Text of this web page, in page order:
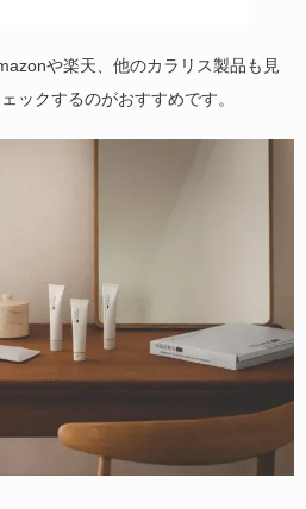
や楽天、他のカラリス製品も見
ックするのがおすすめです。